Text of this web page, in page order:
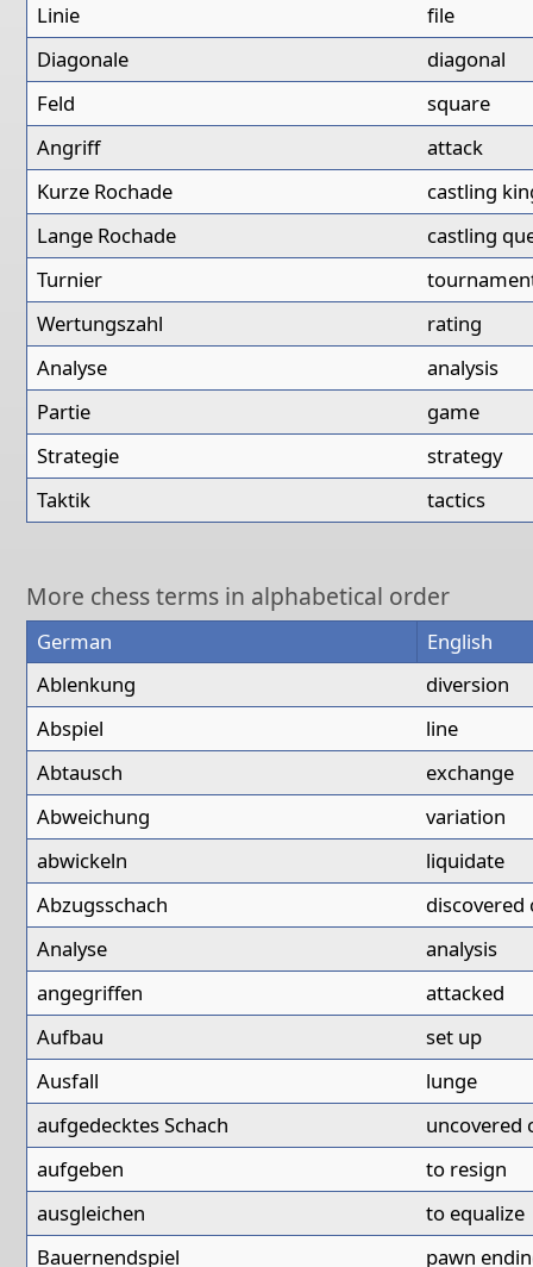
Linie
file
Diagonale
diagonal
Feld
square
Angriff
attack
Kurze Rochade
castling
Lange Rochade
castling
Turnier
Wertungszahl
rating
Analyse
analysis
Partie
game
Strategie
strategy
Taktik
tactics
More chess terms in alphabetical order
German
English
Ablenkung
diversion
Abspiel
line
Abtausch
exchange
Abweichung
variation
abwickeln
liquidate
Abzugsschach
discovered
Analyse
analysis
angegriffen
attacked
Aufbau
set up
Ausfall
lunge
aufgedecktes Schach
uncovered
aufgeben
to resign
ausgleichen
to equalize
Bauernendspiel
pawn